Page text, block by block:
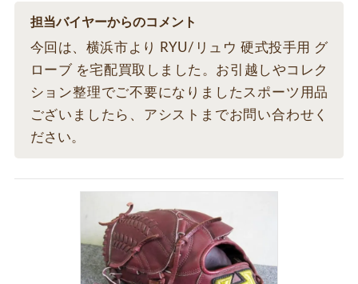
担当バイヤーからのコメント
今回は、横浜市より RYU/リュウ 硬式投手用 グ
ローブ を宅配買取しました。お引越しやコレク
ション整理でご不要になりましたスポーツ用品
ございましたら、アシストまでお問い合わせく
ださい。